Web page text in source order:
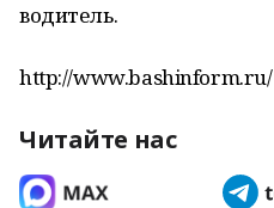
водитель.
http://www.bashinform.ru/
Читайте нас